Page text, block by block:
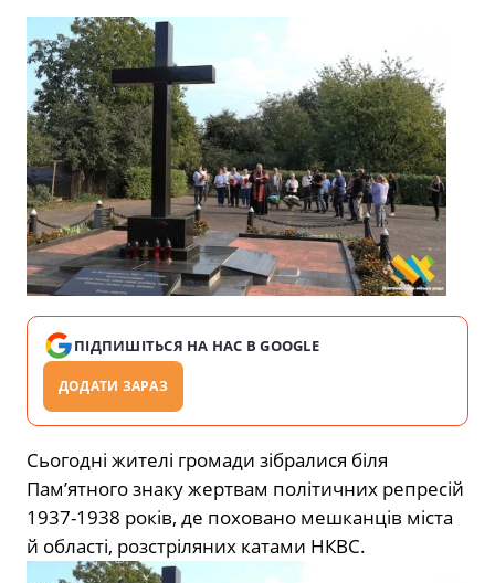
ПІДПИШІТЬСЯ НА НАС В GOOGLE
ДОДАТИ ЗАРАЗ
Сьогодні жителі громади зібралися біля
Пам’ятного знаку жертвам політичних репресій
1937-1938 років, де поховано мешканців міста
й області, розстріляних катами НКВС.